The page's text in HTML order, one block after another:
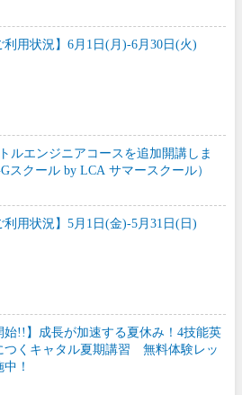
利用状況】6月1日(月)-6月30日(火)
ルエンジニアコースを追加開講しま
スクール by LCA サマースクール）
利用状況】5月1日(金)-5月31日(日)
始!!】成長が加速する夏休み！4技能英
つくキャタル夏期講習 無料体験レッ
！